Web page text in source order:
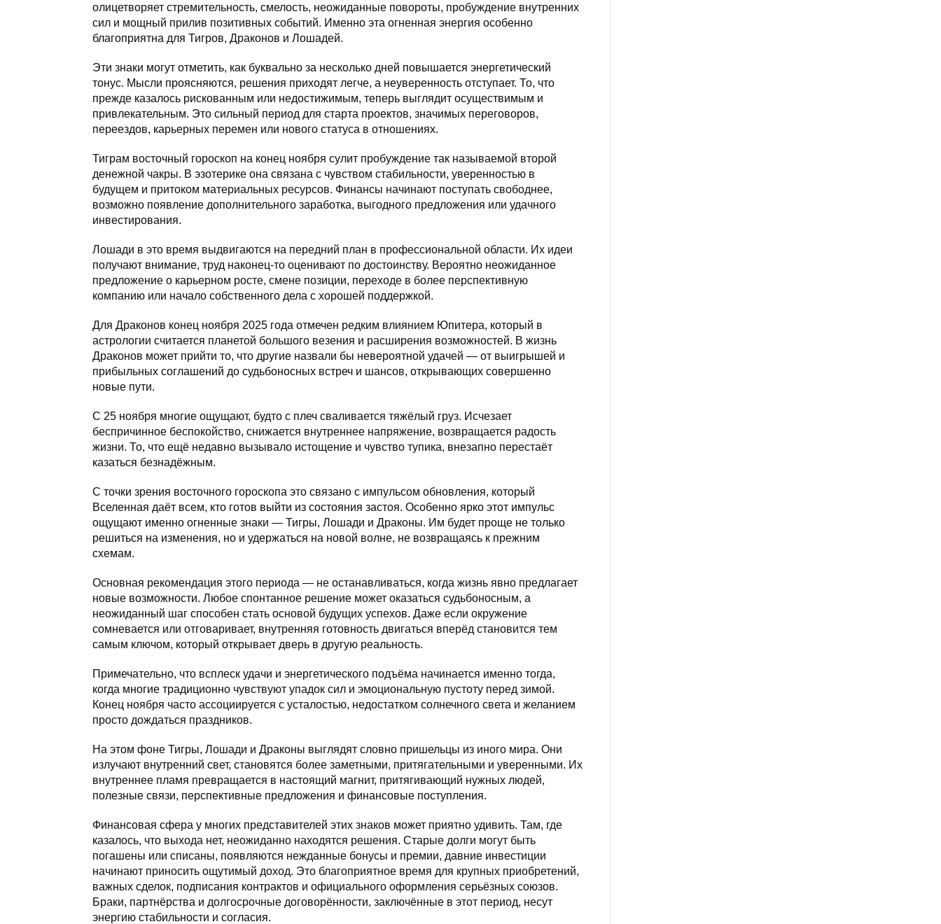
олицетворяет стремительность, смелость, неожиданные повороты, пробуждение внутренних
сил и мощный прилив позитивных событий. Именно эта огненная энергия особенно
благоприятна для Тигров, Драконов и Лошадей.
Эти знаки могут отметить, как буквально за несколько дней повышается энергетический
тонус. Мысли проясняются, решения приходят легче, а неуверенность отступает. То, что
прежде казалось рискованным или недостижимым, теперь выглядит осуществимым и
привлекательным. Это сильный период для старта проектов, значимых переговоров,
переездов, карьерных перемен или нового статуса в отношениях.
Тиграм восточный гороскоп на конец ноября сулит пробуждение так называемой второй
денежной чакры. В эзотерике она связана с чувством стабильности, уверенностью в
будущем и притоком материальных ресурсов. Финансы начинают поступать свободнее,
возможно появление дополнительного заработка, выгодного предложения или удачного
инвестирования.
Лошади в это время выдвигаются на передний план в профессиональной области. Их идеи
получают внимание, труд наконец-то оценивают по достоинству. Вероятно неожиданное
предложение о карьерном росте, смене позиции, переходе в более перспективную
компанию или начало собственного дела с хорошей поддержкой.
Для Драконов конец ноября 2025 года отмечен редким влиянием Юпитера, который в
астрологии считается планетой большого везения и расширения возможностей. В жизнь
Драконов может прийти то, что другие назвали бы невероятной удачей — от выигрышей и
прибыльных соглашений до судьбоносных встреч и шансов, открывающих совершенно
новые пути.
С 25 ноября многие ощущают, будто с плеч сваливается тяжёлый груз. Исчезает
беспричинное беспокойство, снижается внутреннее напряжение, возвращается радость
жизни. То, что ещё недавно вызывало истощение и чувство тупика, внезапно перестаёт
казаться безнадёжным.
С точки зрения восточного гороскопа это связано с импульсом обновления, который
Вселенная даёт всем, кто готов выйти из состояния застоя. Особенно ярко этот импульс
ощущают именно огненные знаки — Тигры, Лошади и Драконы. Им будет проще не только
решиться на изменения, но и удержаться на новой волне, не возвращаясь к прежним
схемам.
Основная рекомендация этого периода — не останавливаться, когда жизнь явно предлагает
новые возможности. Любое спонтанное решение может оказаться судьбоносным, а
неожиданный шаг способен стать основой будущих успехов. Даже если окружение
сомневается или отговаривает, внутренняя готовность двигаться вперёд становится тем
самым ключом, который открывает дверь в другую реальность.
Примечательно, что всплеск удачи и энергетического подъёма начинается именно тогда,
когда многие традиционно чувствуют упадок сил и эмоциональную пустоту перед зимой.
Конец ноября часто ассоциируется с усталостью, недостатком солнечного света и желанием
просто дождаться праздников.
На этом фоне Тигры, Лошади и Драконы выглядят словно пришельцы из иного мира. Они
излучают внутренний свет, становятся более заметными, притягательными и уверенными. Их
внутреннее пламя превращается в настоящий магнит, притягивающий нужных людей,
полезные связи, перспективные предложения и финансовые поступления.
Финансовая сфера у многих представителей этих знаков может приятно удивить. Там, где
казалось, что выхода нет, неожиданно находятся решения. Старые долги могут быть
погашены или списаны, появляются нежданные бонусы и премии, давние инвестиции
начинают приносить ощутимый доход. Это благоприятное время для крупных приобретений,
важных сделок, подписания контрактов и официального оформления серьёзных союзов.
Браки, партнёрства и долгосрочные договорённости, заключённые в этот период, несут
энергию стабильности и согласия.